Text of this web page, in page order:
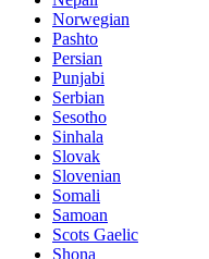
Norwegian
Pashto
Persian
Punjabi
Serbian
Sesotho
Sinhala
Slovak
Slovenian
Somali
Samoan
Scots Gaelic
Shona